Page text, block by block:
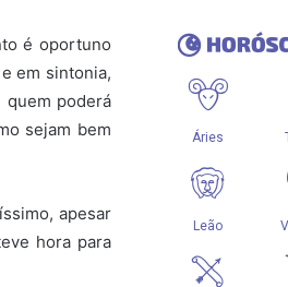
é oportuno
em sintonia,
quem poderá
sejam bem
apesar
hora para